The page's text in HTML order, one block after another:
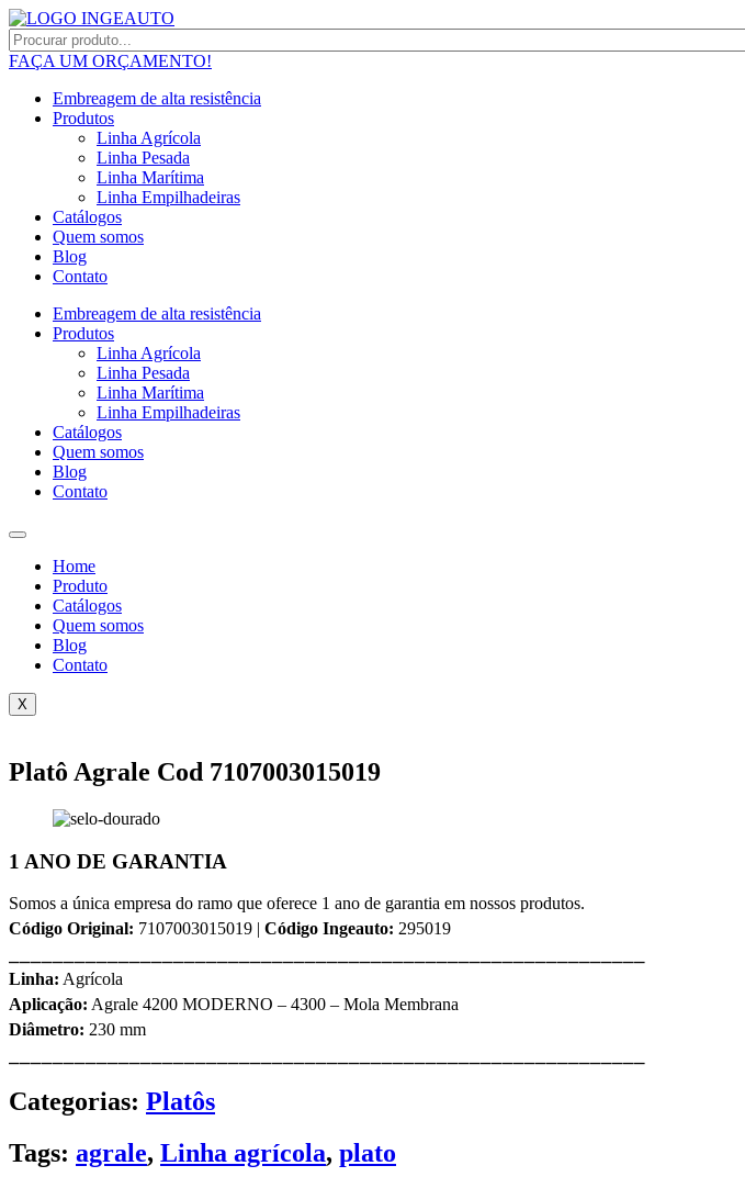
FAÇA UM ORÇAMENTO!
Embreagem de alta resistência
Produtos
Linha Agrícola
Linha Pesada
Linha Marítima
Linha Empilhadeiras
Catálogos
Quem somos
Blog
Contato
Embreagem de alta resistência
Produtos
Linha Agrícola
Linha Pesada
Linha Marítima
Linha Empilhadeiras
Catálogos
Quem somos
Blog
Contato
Home
Produto
Catálogos
Quem somos
Blog
Contato
X
Platô Agrale Cod 7107003015019
1 ANO DE GARANTIA
Somos a única empresa do ramo que oferece 1 ano de garantia em nossos produtos.
Código Original: 7107003015019 | Código Ingeauto: 295019
Linha: Agrícola
Aplicação: Agrale 4200 MODERNO – 4300 – Mola Membrana
Diâmetro: 230 mm
Categorias: Platôs
Tags: agrale, Linha agrícola, plato